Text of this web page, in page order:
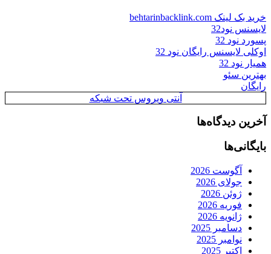
خرید بک لینک behtarinbacklink.com
لایسنس نود32
پسورد نود 32
اوکلی لایسنس رایگان نود 32
همیار نود 32
بهترین سئو
رایگان
آنتی ویروس تحت شبکه
آخرین دیدگاه‌ها
بایگانی‌ها
آگوست 2026
جولای 2026
ژوئن 2026
فوریه 2026
ژانویه 2026
دسامبر 2025
نوامبر 2025
اکتبر 2025